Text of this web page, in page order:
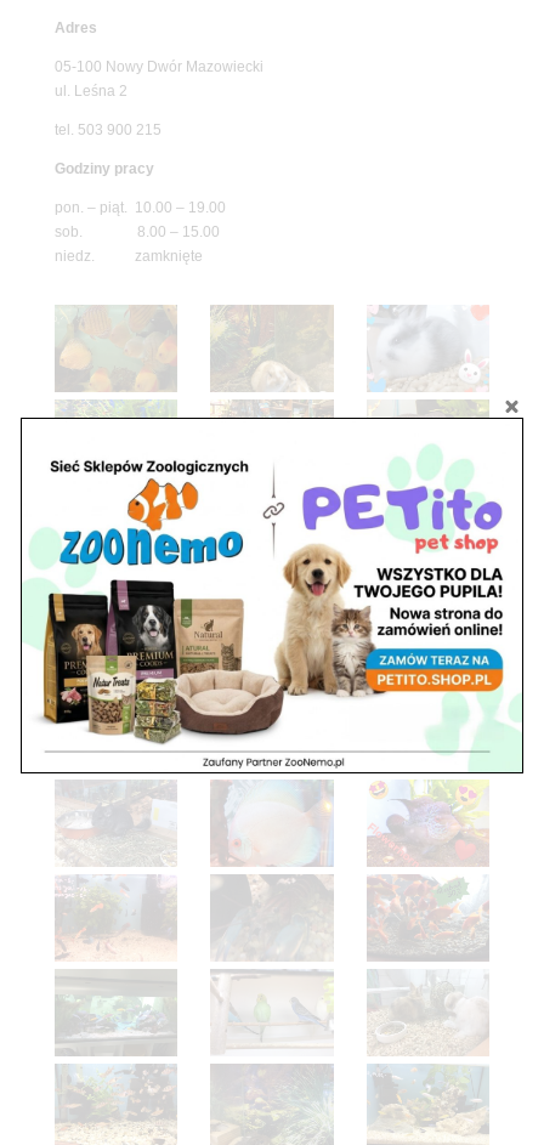
Adres
05-100 Nowy Dwór Mazowiecki
ul. Leśna 2
tel. 503 900 215
Godziny pracy
pon. – piąt. 10.00 – 19.00
sob. 8.00 – 15.00
niedz. zamknięte